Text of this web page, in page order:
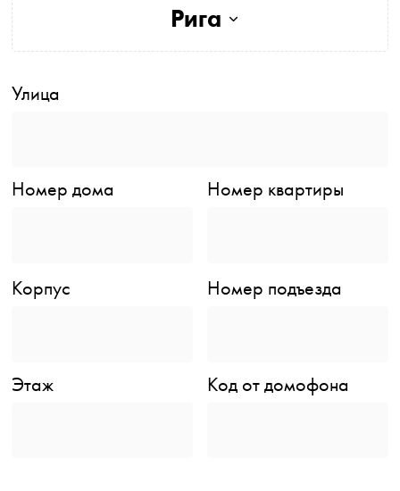
Рига
Улица
Номер дома Номер квартиры
Корпус Номер подъезда
Этаж Код от домофона